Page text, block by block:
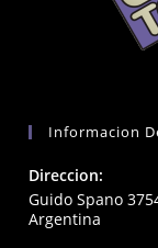
Informacion
Direccion:
Guido Spano
Argentina